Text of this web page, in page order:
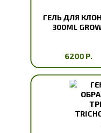
ГЕЛЬ ДЛЯ
300ML
6200 Р.